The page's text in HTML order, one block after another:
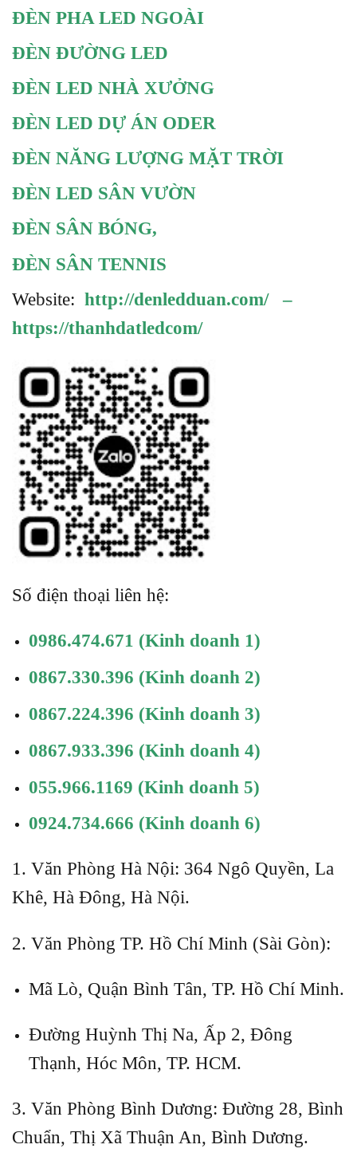
ĐÈN PHA LED NGOÀI
ĐÈN ĐƯỜNG LED
ĐÈN LED NHÀ XƯỞNG
ĐÈN LED DỰ ÁN ODER
ĐÈN NĂNG LƯỢNG MẶT TRỜI
ĐÈN LED SÂN VƯỜN
ĐÈN SÂN BÓNG,
ĐÈN SÂN TENNIS
Website: http://denledduan.com/
–
https://thanhdatledcom/
Số điện thoại liên hệ:
0986.474.671 (Kinh doanh 1)
0867.330.396 (Kinh doanh 2)
0867.224.396 (Kinh doanh 3)
0867.933.396 (Kinh doanh 4)
055.966.1169 (Kinh doanh 5)
0924.734.666 (Kinh doanh 6)
1. Văn Phòng Hà Nội: 364 Ngô Quyền, La
Khê, Hà Đông, Hà Nội.
2. Văn Phòng TP. Hồ Chí Minh (Sài Gòn):
Mã Lò, Quận Bình Tân, TP. Hồ Chí Minh.
Đường Huỳnh Thị Na, Ấp 2, Đông
Thạnh, Hóc Môn, TP. HCM.
3. Văn Phòng Bình Dương: Đường 28, Bình
Chuẩn, Thị Xã Thuận An, Bình Dương.